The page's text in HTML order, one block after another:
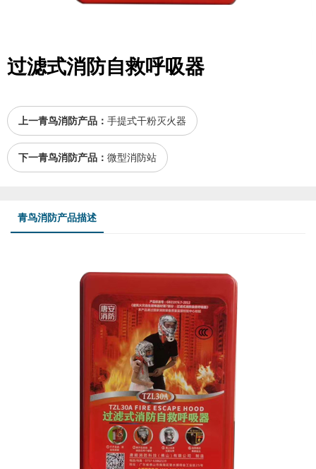
过滤式消防自救呼吸器
上一青鸟消防产品： 手提式干粉灭火器
下一青鸟消防产品： 微型消防站
青鸟消防产品描述